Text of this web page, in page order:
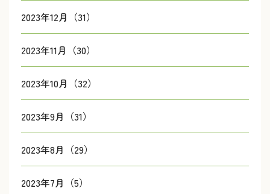
2023年12月（31）
2023年11月（30）
2023年10月（32）
2023年9月（31）
2023年8月（29）
2023年7月（5）